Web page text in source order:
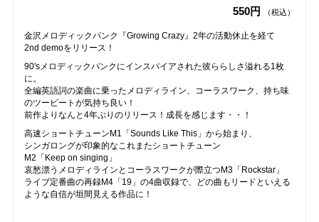
550円 （税込）
金沢メロディックパンク『Growing Crazy』2年の活動休止を経て
2nd demoをリリース！
90'sメロディックパンクにインスパイアされた彼ららしさ溢れる1枚
に。
全編英語詞の楽曲に乗ったメロディライン、コーラスワーク、持ち味
のツービートが気持ち良い！
前作よりなんと4年ぶりのリリース！成長を感じます・・！
高速ショートチューンM1「Sounds Like This」から始まり、
シンガロングが印象的なこれまたショートチューン
M2「Keep on singing」
哀愁漂うメロディラインとコーラスワークが際立つM3「Rockstar」
ライブ定番曲の再録M4「19」の4曲収録で、どの曲もリードといえる
ような自信が垣間見える作品に！